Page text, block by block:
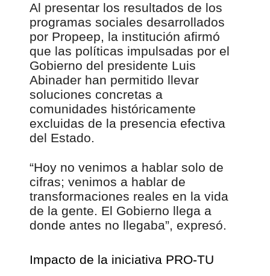
Al presentar los resultados de los
programas sociales desarrollados
por Propeep, la institución afirmó
que las políticas impulsadas por el
Gobierno del presidente Luis
Abinader han permitido llevar
soluciones concretas a
comunidades históricamente
excluidas de la presencia efectiva
del Estado.
“Hoy no venimos a hablar solo de
cifras; venimos a hablar de
transformaciones reales en la vida
de la gente. El Gobierno llega a
donde antes no llegaba”, expresó.
Impacto de la iniciativa PRO-TU